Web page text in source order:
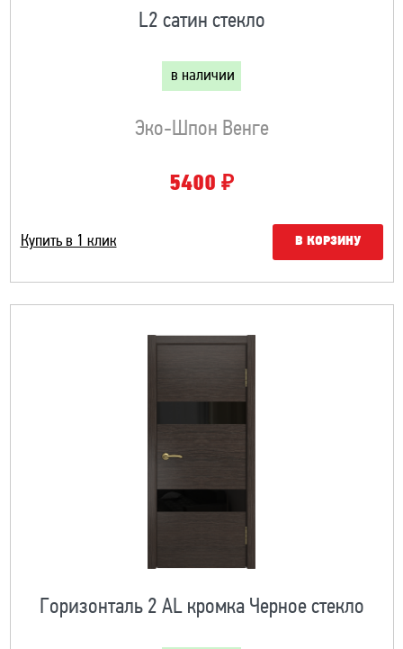
L2 сатин стекло
в наличии
Эко-Шпон Венге
5400 ₽
Купить в 1 клик В КОРЗИНУ
Горизонталь 2 AL кромка Черное стекло